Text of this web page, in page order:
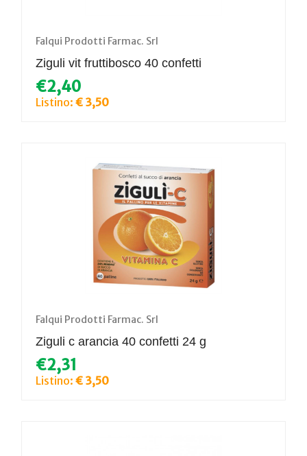
Falqui Prodotti Farmac. Srl
Ziguli vit fruttibosco 40 confetti
€2,40
Listino: € 3,50
Falqui Prodotti Farmac. Srl
Ziguli c arancia 40 confetti 24 g
€2,31
Listino: € 3,50